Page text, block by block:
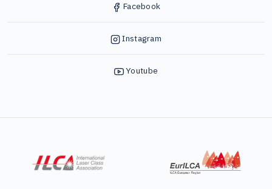
Facebook
Instagram
Youtube